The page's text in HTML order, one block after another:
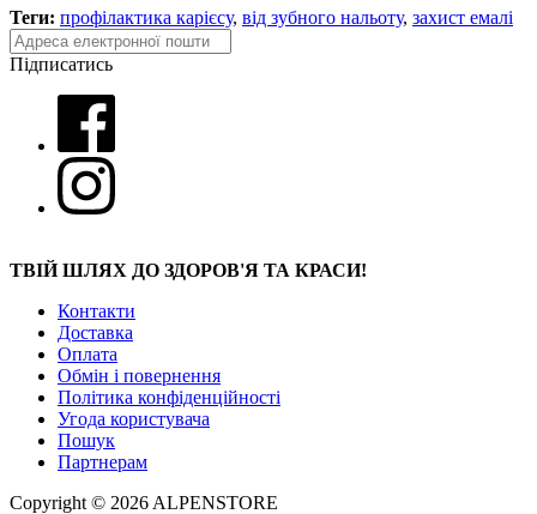
Теги: профілактика карієсу, від зубного нальоту, захист емалі
Підписатись
ТВІЙ ШЛЯХ ДО ЗДОРОВ'Я ТА КРАСИ!
Контакти
Доставка
Оплата
Обмін і повернення
Політика конфіденційності
Угода користувача
Пошук
Партнерам
Copyright © 2026 ALPENSTORE